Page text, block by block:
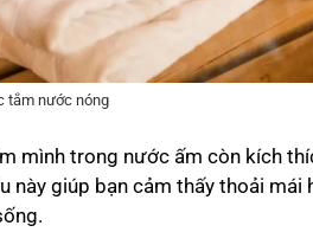
tắm nước nóng
mình trong nước ấm còn kích
này giúp bạn cảm thấy thoải